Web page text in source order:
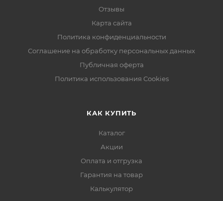
Отзывы
Карта сайта
Политика конфиденциальности
Соглашение на обработку персональных данных
Публичная оферта
Политика использования Cookies
КАК КУПИТЬ
Каталог
Акции
Оплата и отгрузка
Гарантия на товар
Калькулятор